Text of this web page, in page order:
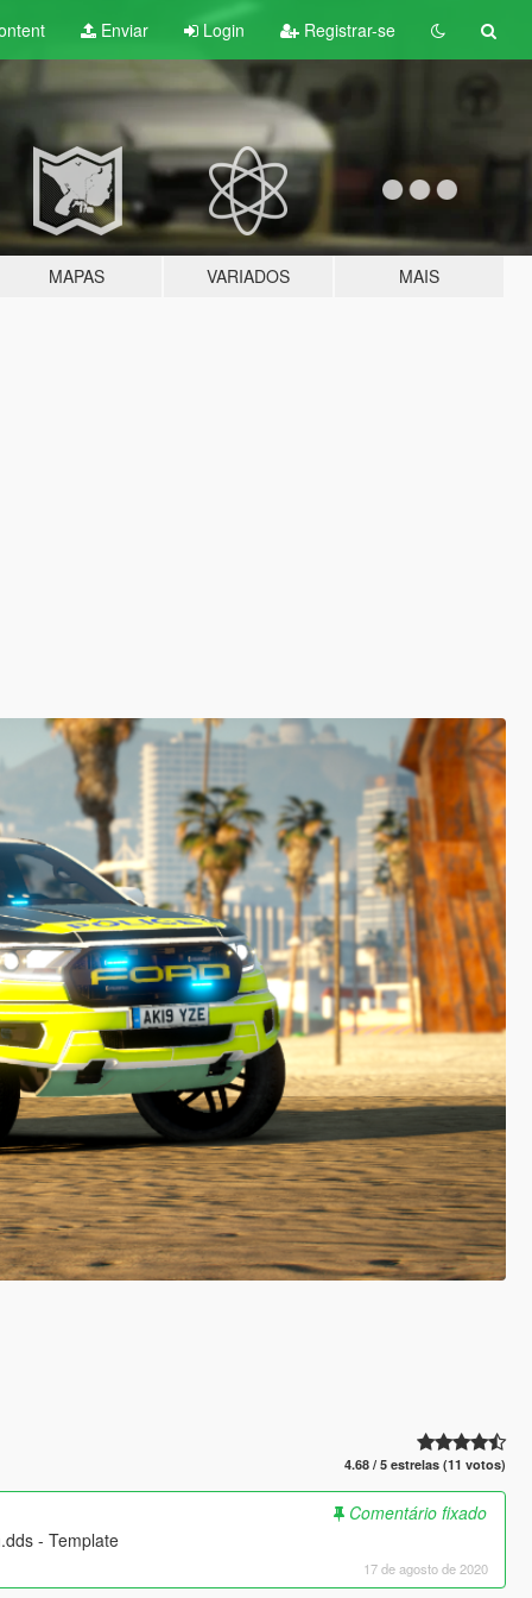
Enviar Login Registrar-se
MAPAS VARIADOS MAIS
4.68 / 5 estrelas (11 votos)
Comentário fixado
- Template
17 de agosto de 2020